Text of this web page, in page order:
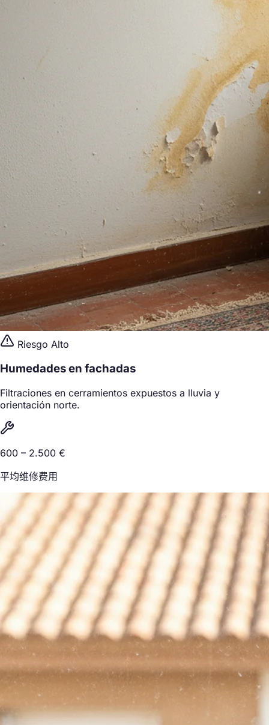
Riesgo Alto
Humedades en fachadas
Filtraciones en cerramientos expuestos a lluvia y
orientación norte.
600 – 2.500 €
平均维修费用